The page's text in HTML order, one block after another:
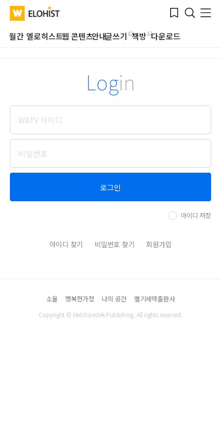
WATV Elohist-
Home
Bookmark
Search
Menu
월간 엘로히스트웹 콘텐츠안내글쓰기 책방 다운로드
Submit
Login
로그인
아이디 저장
아이디 찾기 비밀번호 찾기 회원가입
소울 행복한가정 나의 공간 멜기세덱출판사
Copyright © Melchizedek Publishing. All rights reserved.